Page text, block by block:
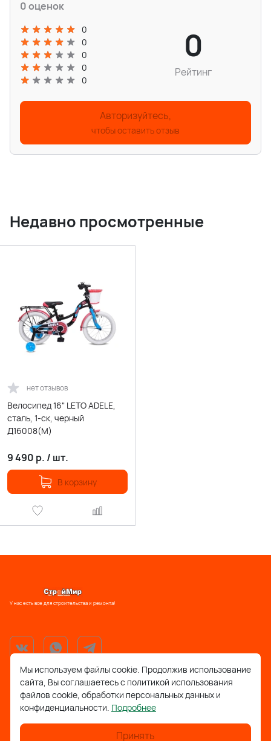
0 оценок
0
0
0
0
0
0
Рейтинг
Авторизуйтесь,
чтобы оставить отзыв
Недавно просмотренные
нет отзывов
Велосипед 16" LETO ADELE,
сталь, 1-ск, черный
Д16008(М)
9 490 р. / шт.
В корзину
У нас есть все для строительства и ремонта!
support@stroymir48.ru
Липецкая обл., г. Грязи, ул. 30 лет Победы, 52, ТРЦ
Мы используем файлы cookie. Продолжив использование
сайта, Вы соглашаетесь с политикой использования
файлов cookie, обработки персональных данных и
конфиденциальности. Подробнее
Принять